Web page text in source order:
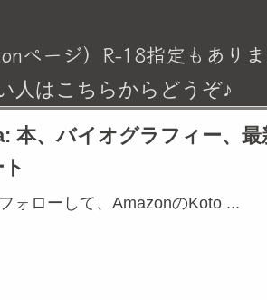
ページ）R-18指定もありま
人はこちらからどうぞ♪
本、バイオグラフィー、最
ォローして、AmazonのKoto ...